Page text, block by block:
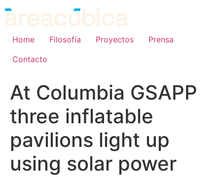
Home Filosofía Proyectos
Prensa
Contacto
At Columbia GSAPP
three inflatable
pavilions light up
using solar power